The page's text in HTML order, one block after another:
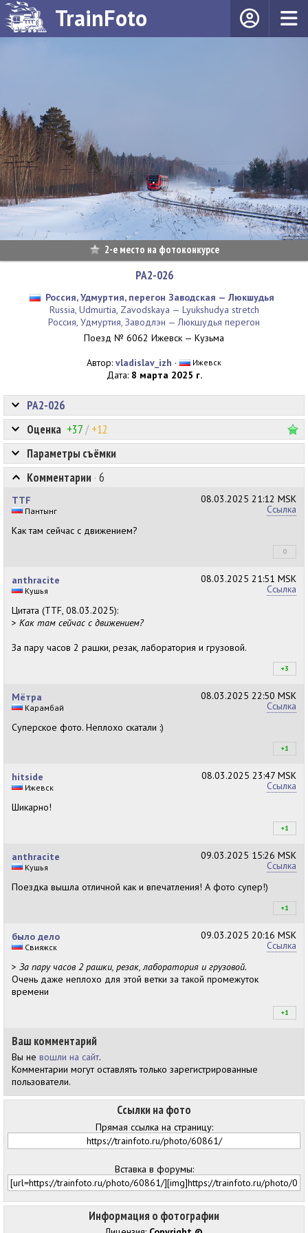
TrainFoto
2-е место на фотоконкурсе
РА2-026
Россия, Удмуртия, перегон Заводская — Люкшудья
Russia, Udmurtia, Zavodskaya — Lyukshudya stretch
Россия, Удмуртия, Заводлэн — Люкшудья перегон
Поезд № 6062 Ижевск — Кузьма
Автор: vladislav_izh · Ижевск
Дата: 8 марта 2025 г.
Информация о фотографии
Оценка +37/ +12
Ссылки на фото
Прямая ссылка на страницу:
Вставка в форумы:
РА2-026
Параметры съёмки
Комментарии · 6
08.03.2025 21:12 MSK
Ссылка
TTF
Пантынг
Как там сейчас с движением?
0
08.03.2025 21:51 MSK
Ссылка
anthracite
Кушья
Цитата (TTF, 08.03.2025):
> Как там сейчас с движением?
За пару часов 2 рашки, резак, лаборатория и грузовой.
+3
08.03.2025 22:50 MSK
Ссылка
Мётра
Карамбай
Суперское фото. Неплохо скатали :)
+1
08.03.2025 23:47 MSK
Ссылка
hitside
Ижевск
Шикарно!
+1
09.03.2025 15:26 MSK
Ссылка
anthracite
Кушья
Поездка вышла отличной как и впечатления! А фото супер!)
+1
09.03.2025 20:16 MSK
Ссылка
было дело
Свияжск
> За пару часов 2 рашки, резак, лаборатория и грузовой.
Очень даже неплохо для этой ветки за такой промежуток
времени
+1
Ваш комментарий
Вы не вошли на сайт.
Комментарии могут оставлять только зарегистрированные
пользователи.